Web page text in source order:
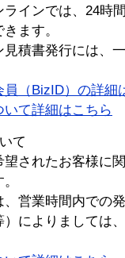
ラインでは、24時
ます。
積書発行には、
員（BizID）の詳細
いて詳細はこちら
て
望されたお客様に
、営業時間内での
）によりましては